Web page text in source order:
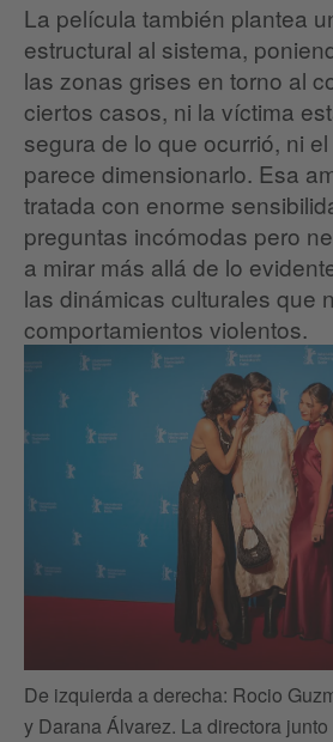
La película también plantea
estructural al sistema,
las zonas grises en torno al
ciertos casos, ni la víctima
segura de lo que ocurrió, ni
parece dimensionarlo. Esa
tratada con enorme
preguntas incómodas pero
a mirar más allá de lo
las dinámicas culturales que
comportamientos violentos.
De izquierda a derecha: Rocio
y Darana Álvarez. La directora